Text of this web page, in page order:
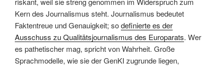
Kern des Journalismus steht. Journalismus bedeutet
Faktentreue und Genauigkeit; sodefinierte es der
Ausschuss zu Qualitätsjournalismus des Europarats. Wer
es pathetischer mag, spricht von Wahrheit. Große
Sprachmodelle, wie sie der GenKI zugrunde liegen,